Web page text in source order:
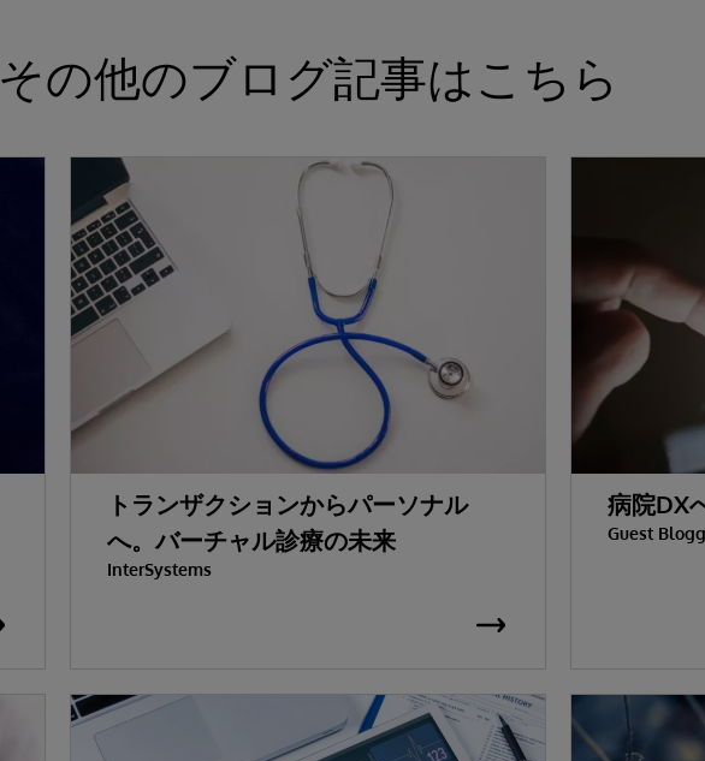
その他のブログ記事はこちら
トランザクションからパーソナル
へ。バーチャル診療の未来
InterSystems
病院DX
Guest